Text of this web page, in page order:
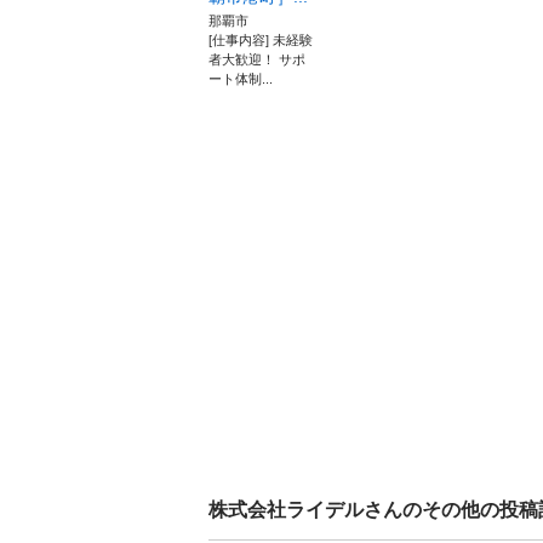
那覇市
[仕事内容] 未経験
者大歓迎！ サポ
ート体制...
株式会社ライデルさんのその他の投稿